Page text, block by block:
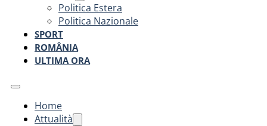
Politica Estera
Politica Nazionale
SPORT
ROMÂNIA
ULTIMA ORA
Home
Attualità